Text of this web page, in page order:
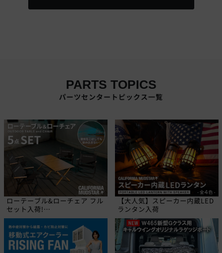
PARTS TOPICS
パーツセンタートピックス一覧
ローテーブル&ローチェア フル
セット入荷!
【CALIFORNIA MUDSTAR】
【大人気】スピーカー内蔵LED
ランタン入荷